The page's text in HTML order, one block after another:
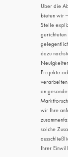
Über die
bieten wir
Stelle
gerichteten
dazu
Projekte
an
wir Ihre
solche
Ihrer